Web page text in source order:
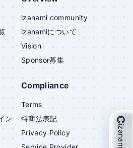
izanami community
izanamiについて
Vision
Sponsor募集
ン
Compliance
Terms
特商法表記
Privacy Policy